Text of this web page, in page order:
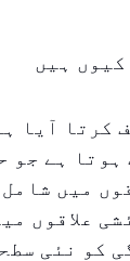
ہیں
کرتا آیا
ہے جو
میں شامل
علاقوں
کو نئی